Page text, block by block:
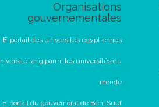
Organisations
gouvernementales
E-portail des universités égyptiennes
rang parmi les universités du
monde
E-portail du gouvernorat de Beni Suef